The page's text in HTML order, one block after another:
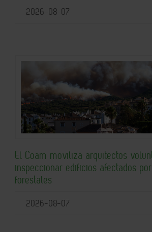
2026-08-07
El Coam moviliza arquitectos
inspeccionar edificios afectados
forestales
2026-08-07